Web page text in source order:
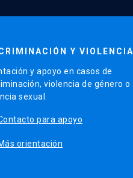
Y VIOLENCIA
y apoyo en casos de
violencia de género o
sexual.
para apoyo
orientación